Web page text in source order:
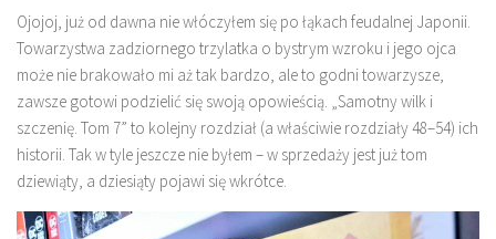
Ojojoj, już od dawna nie włóczyłem się po łąkach feudalnej Japonii.
Towarzystwa zadziornego trzylatka o bystrym wzroku i jego ojca
może nie brakowało mi aż tak bardzo, ale to godni towarzysze,
zawsze gotowi podzielić się swoją opowieścią. „Samotny wilk i
szczenię. Tom 7” to kolejny rozdział (a właściwie rozdziały 48–54) ich
historii. Tak w tyle jeszcze nie byłem – w sprzedaży jest już tom
dziewiąty, a dziesiąty pojawi się wkrótce.